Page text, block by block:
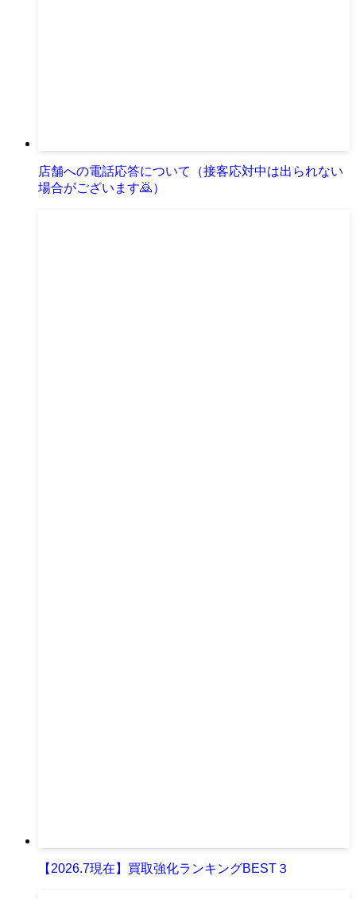
店舗への電話応答について（接客応対中は出られない
場合がございます🙇）
【2026.7現在】買取強化ランキングBEST３